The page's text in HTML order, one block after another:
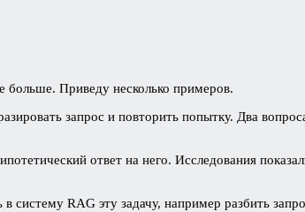
больше. Приведу несколько примеров.
запрос и повторить попытку. Два
ответ на него. Исследования
RAG эту задачу, например разбить